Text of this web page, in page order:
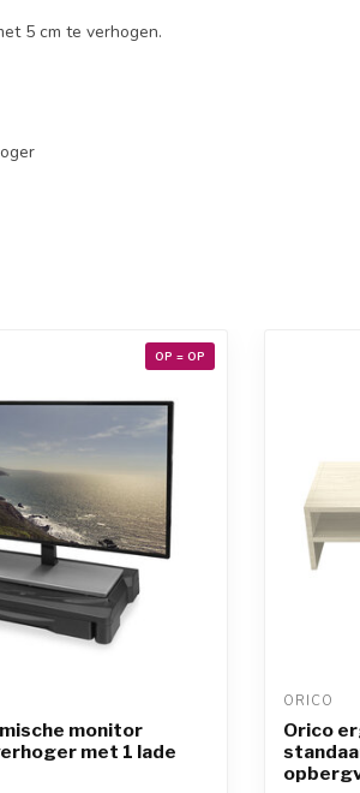
5 cm te verhogen.
OP = OP
monitor
met 1 lade
ORICO
Orico